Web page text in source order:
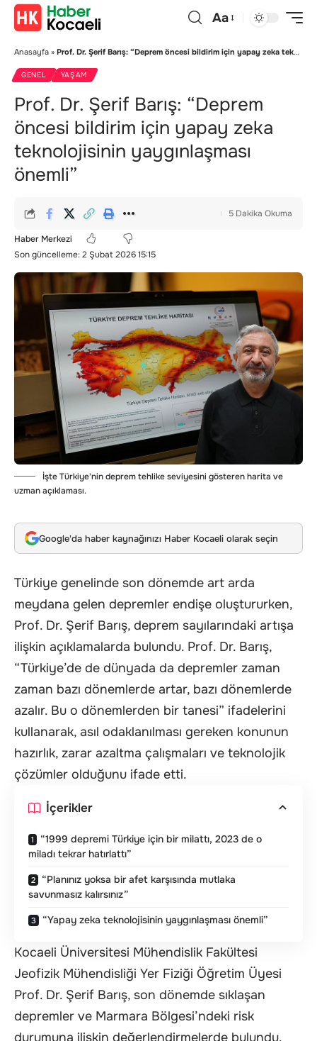
Aa
Anasayfa » Prof. Dr. Şerif Barış: “Deprem öncesi bildirim için yapay zeka teknolojisinin yaygınlaşması önemli”
GENEL YAŞAM
Prof. Dr. Şerif Barış: “Deprem
öncesi bildirim için yapay zeka
teknolojisinin yaygınlaşması
önemli”
Son güncelleme: 2 Şubat 2026 15:15
Haber Merkezi
5 Dakika Okuma
İşte Türkiye'nin deprem tehlike seviyesini gösteren harita ve
uzman açıklaması.
Google'da haber kaynağınızı Haber Kocaeli olarak seçin
Türkiye genelinde son dönemde art arda
meydana gelen depremler endişe oluştururken,
Prof. Dr. Şerif Barış, deprem sayılarındaki artışa
ilişkin açıklamalarda bulundu. Prof. Dr. Barış,
“Türkiye’de de dünyada da depremler zaman
zaman bazı dönemlerde artar, bazı dönemlerde
azalır. Bu o dönemlerden bir tanesi” ifadelerini
kullanarak, asıl odaklanılması gereken konunun
hazırlık, zarar azaltma çalışmaları ve teknolojik
çözümler olduğunu ifade etti.
İçerikler
“1999 depremi Türkiye için bir milattı, 2023 de o
miladı tekrar hatırlattı”
“Planınız yoksa bir afet karşısında mutlaka
savunmasız kalırsınız”
“Yapay zeka teknolojisinin yaygınlaşması önemli”
Kocaeli Üniversitesi Mühendislik Fakültesi
Jeofizik Mühendisliği Yer Fiziği Öğretim Üyesi
Prof. Dr. Şerif Barış, son dönemde sıklaşan
depremler ve Marmara Bölgesi’ndeki risk
durumuna ilişkin değerlendirmelerde bulundu.